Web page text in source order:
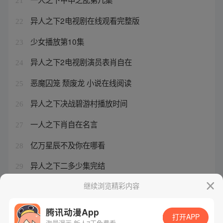
22 异人之下2电视剧在线观看完整版
23 少女播放第10集
24 异人之下2电视剧演员表肖自在
25 恶魔囚笼 颓废龙 小说在线阅读
26 异人之下决战碧游村播放时间
27 一人之下肖自在名言
28 亿万星辰不及你在哪看
29 异人之下二多少集完结
一人之下之肖自在继续浏览精彩内容
腾讯动漫App 打开APP